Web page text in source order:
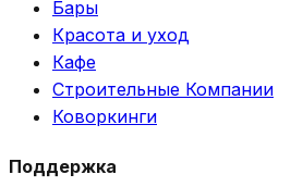
Бары
Красота и уход
Кафе
Строительные Компании
Коворкинги
Поддержка